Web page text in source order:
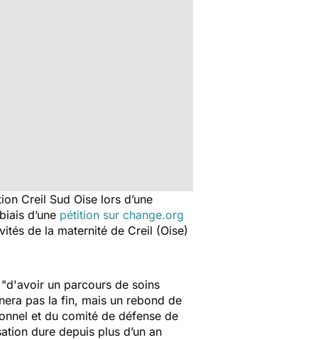
Creil Sud Oise lors d’une
d’une pétition sur change.org
de la maternité de Creil (Oise)
d'avoir un parcours de soins
pas la fin, mais un rebond de
et du comité de défense de
dure depuis plus d’un an